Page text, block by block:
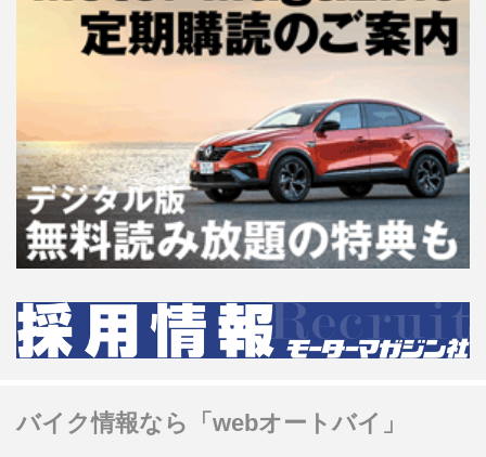
バイク情報なら「webオートバイ」